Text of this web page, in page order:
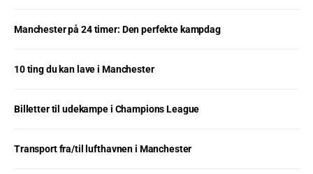
Manchester på 24 timer: Den perfekte kampdag
10 ting du kan lave i Manchester
Billetter til udekampe i Champions League
Transport fra/til lufthavnen i Manchester